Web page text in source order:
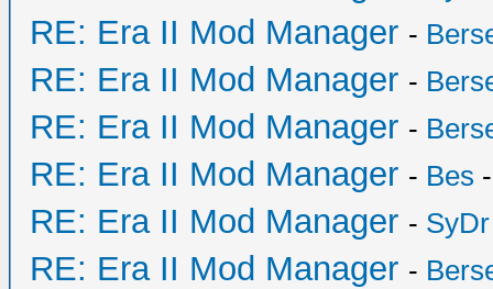
RE: Era II Mod Manager -
RE: Era II Mod Manager -
RE: Era II Mod Manager -
RE: Era II Mod Manager - Bes
RE: Era II Mod Manager - SyDr
RE: Era II Mod Manager -